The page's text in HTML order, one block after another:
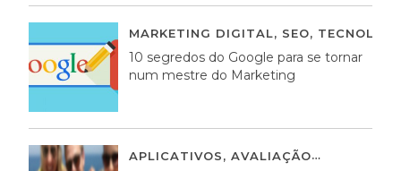
MARKETING DIGITAL, SEO,
10 segredos do Google para se tornar
num mestre do Marketing
APLICATIVOS, AVALIAÇÃO